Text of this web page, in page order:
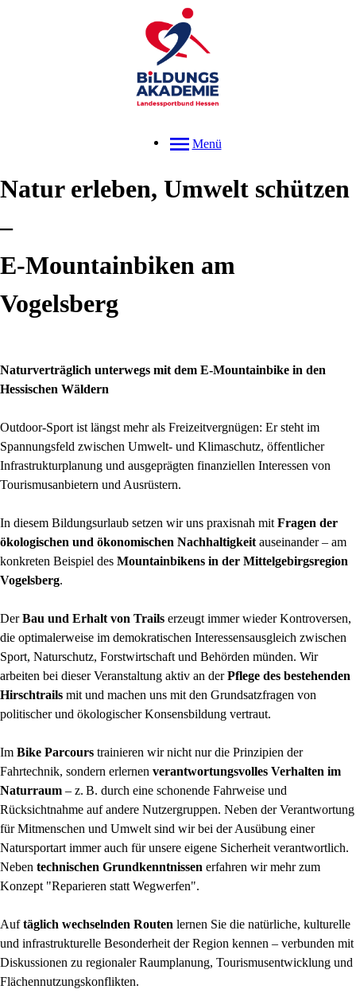
Menü
Natur erleben, Umwelt schützen
–
E-Mountainbiken am
Vogelsberg
Naturverträglich unterwegs mit dem E-Mountainbike in den
Hessischen Wäldern
Outdoor-Sport ist längst mehr als Freizeitvergnügen: Er steht im
Spannungsfeld zwischen Umwelt- und Klimaschutz, öffentlicher
Infrastrukturplanung und ausgeprägten finanziellen Interessen von
Tourismusanbietern und Ausrüstern.
In diesem Bildungsurlaub setzen wir uns praxisnah mit Fragen der
ökologischen und ökonomischen Nachhaltigkeit auseinander – am
konkreten Beispiel des Mountainbikens in der Mittelgebirgsregion
Vogelsberg.
DerBau und Erhalt von Trails erzeugt immer wieder Kontroversen,
die optimalerweise im demokratischen Interessensausgleich zwischen
Sport, Naturschutz, Forstwirtschaft und Behörden münden. Wir
arbeiten bei dieser Veranstaltung aktiv an derPflege des bestehenden
Hirschtrails mit und machen uns mit den Grundsatzfragen von
politischer und ökologischer Konsensbildung vertraut.
Im Bike Parcours trainieren wir nicht nur die Prinzipien der
Fahrtechnik, sondern erlernen verantwortungsvolles Verhalten im
Naturraum – z. B. durch eine schonende Fahrweise und
Rücksichtnahme auf andere Nutzergruppen. Neben der Verantwortung
für Mitmenschen und Umwelt sind wir bei der Ausübung einer
Natursportart immer auch für unsere eigene Sicherheit verantwortlich.
Neben technischen Grundkenntnissen erfahren wir mehr zum
Konzept "Reparieren statt Wegwerfen".
Auftäglich wechselnden Routen lernen Sie die natürliche, kulturelle
und infrastrukturelle Besonderheit der Region kennen – verbunden mit
Diskussionen zu regionaler Raumplanung, Tourismusentwicklung und
Flächennutzungskonflikten.